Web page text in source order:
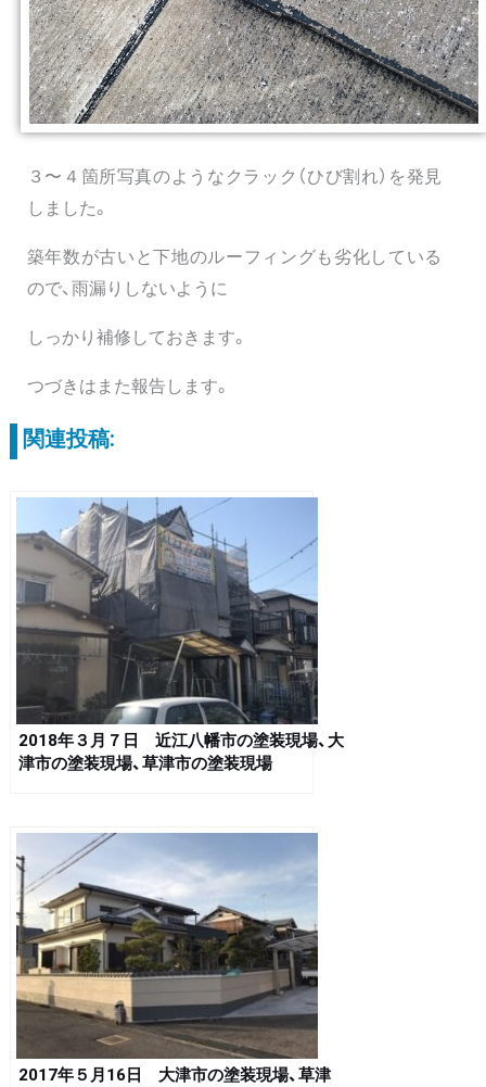
３〜４箇所写真のようなクラック（ひび割れ）を発見
しました。
築年数が古いと下地のルーフィングも劣化している
ので、雨漏りしないように
しっかり補修しておきます。
つづきはまた報告します。
関連投稿:
2018年３月７日 近江八幡市の塗装現場、大
津市の塗装現場、草津市の塗装現場
2017年５月16日 大津市の塗装現場、草津